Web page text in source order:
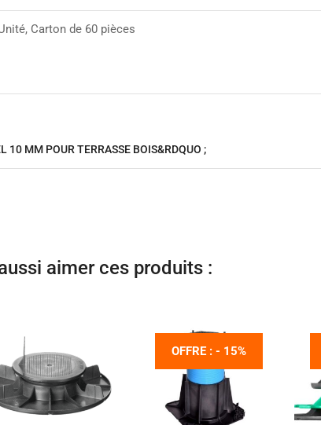
Carton de 60 pièces
10 MM POUR TERRASSE BOIS&RDQUO ;
aimer ces produits :
OFFRE : - 15%